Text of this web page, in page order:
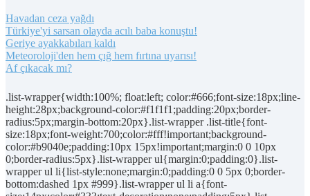
Havadan ceza yağdı
Türkiye'yi sarsan olayda acılı baba konuştu!
Geriye ayakkabıları kaldı
Meteoroloji'den hem çığ hem fırtına uyarısı!
Af çıkacak mı?
.list-wrapper{width:100%; float:left; color:#666;font-size:18px;line-
height:28px;background-color:#f1f1f1;padding:20px;border-
radius:5px;margin-bottom:20px}.list-wrapper .list-title{font-
size:18px;font-weight:700;color:#fff!important;background-
color:#b9040e;padding:10px 15px!important;margin:0 0 10px
0;border-radius:5px}.list-wrapper ul{margin:0;padding:0}.list-
wrapper ul li{list-style:none;margin:0;padding:0 0 5px 0;border-
bottom:dashed 1px #999}.list-wrapper ul li a{font-